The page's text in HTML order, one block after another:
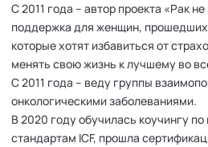
С 2011 года – автор проекта «Рак
поддержка для женщин, прошедших
которые хотят избавиться от
менять свою жизнь к лучшему во
С 2011 года – веду группы
онкологическими заболеваниями.
В 2020 году обучилась коучингу
стандартам ICF, прошла